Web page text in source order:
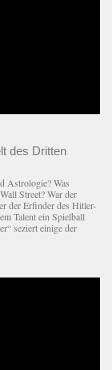
des Dritten
Astrologie? Was
Street? War der
der Erfinder des Hitler-
Talent ein Spielball
seziert einige der